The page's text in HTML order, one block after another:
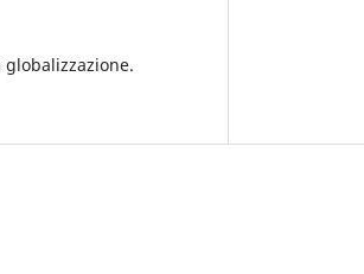
globalizzazione.